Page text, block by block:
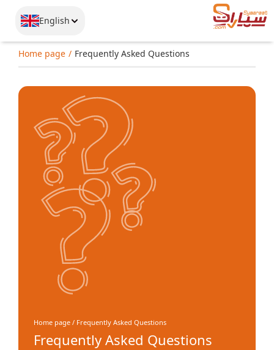
English
Home page Frequently Asked Questions
Home page / Frequently Asked Questions
Frequently Asked Questions